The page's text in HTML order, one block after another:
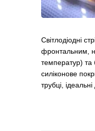
Світлодіодні
фронтальним,
температур) та
силіконове
трубці,